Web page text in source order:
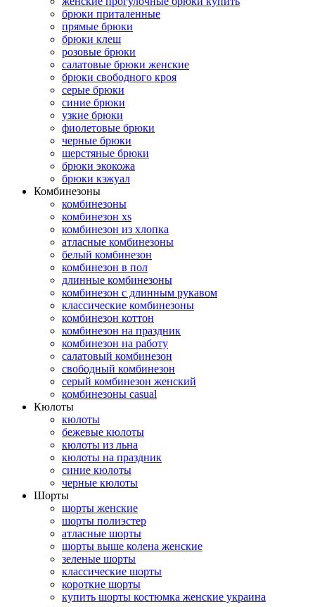
брюки приталенные
прямые брюки
брюки клеш
розовые брюки
салатовые брюки женские
брюки свободного кроя
серые брюки
синие брюки
узкие брюки
фиолетовые брюки
черные брюки
шерстяные брюки
брюки экокожа
брюки кэжуал
Комбинезоны
комбинезоны
комбинезон xs
комбинезон из хлопка
атласные комбинезоны
белый комбинезон
комбинезон в пол
длинные комбинезоны
комбинезон с длинным рукавом
классические комбинезоны
комбинезон коттон
комбинезон на праздник
комбинезон на работу
салатовый комбинезон
свободный комбинезон
серый комбинезон женский
комбинезоны casual
Кюлоты
кюлоты
бежевые кюлоты
кюлоты из льна
кюлоты на праздник
синие кюлоты
черные кюлоты
Шорты
шорты женские
шорты полиэстер
атласные шорты
шорты выше колена женские
зеленые шорты
классические шорты
короткие шорты
купить шорты костюмка женские украина